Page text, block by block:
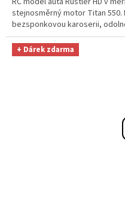
stejnosměrný motor Titan 550.
bezsponkovou karoserii,
+ Dárek zdarma